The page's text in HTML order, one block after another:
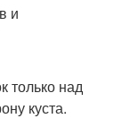
только над
куста.